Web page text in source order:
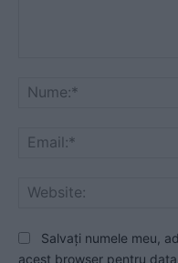
Salvați numele meu,
acest browser pentru